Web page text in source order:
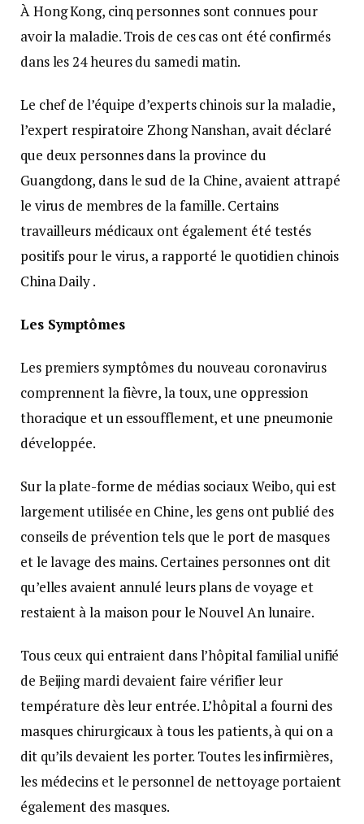
À Hong Kong, cinq personnes sont connues pour
avoir la maladie. Trois de ces cas ont été confirmés
dans les 24 heures du samedi matin.
Le chef de l’équipe d’experts chinois sur la maladie,
l’expert respiratoire Zhong Nanshan, avait déclaré
que deux personnes dans la province du
Guangdong, dans le sud de la Chine, avaient attrapé
le virus de membres de la famille. Certains
travailleurs médicaux ont également été testés
positifs pour le virus, a rapporté le quotidien chinois
China Daily .
Les Symptômes
Les premiers symptômes du nouveau coronavirus
comprennent la fièvre, la toux, une oppression
thoracique et un essoufflement, et une pneumonie
développée.
Sur la plate-forme de médias sociaux Weibo, qui est
largement utilisée en Chine, les gens ont publié des
conseils de prévention tels que le port de masques
et le lavage des mains. Certaines personnes ont dit
qu’elles avaient annulé leurs plans de voyage et
restaient à la maison pour le Nouvel An lunaire.
Tous ceux qui entraient dans l’hôpital familial unifié
de Beijing mardi devaient faire vérifier leur
température dès leur entrée. L’hôpital a fourni des
masques chirurgicaux à tous les patients, à qui on a
dit qu’ils devaient les porter. Toutes les infirmières,
les médecins et le personnel de nettoyage portaient
également des masques.